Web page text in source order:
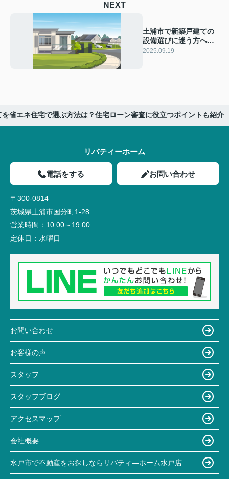
NEXT
土浦市で新築戸建ての
設備選びに迷う方へ！
人気の設備ランキング
2025.09.19
省エネ住宅で選ぶ方法は？住宅ローン審査に役立つポイントも紹介
リバティーホーム
電話をする お問い合わせ
〒300-0814
茨城県土浦市国分町1-28
営業時間： 10:00～19:00
定休日： 水曜日
お問い合わせ
お客様の声
スタッフ
スタッフブログ
アクセスマップ
会社概要
水戸市で不動産をお探しならリバティ―ホーム水戸店